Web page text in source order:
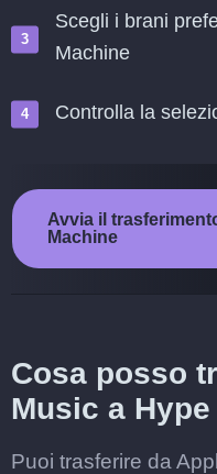
Scegli i brani
Machine
Controlla la
Avvia il
Machine
Cosa posso
Music a
Puoi trasferire da